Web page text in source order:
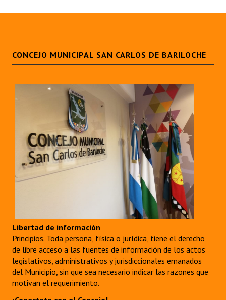
CONCEJO MUNICIPAL SAN CARLOS DE BARILOCHE
Libertad de información
Principios. Toda persona, física o jurídica, tiene el derecho
de libre acceso a las fuentes de información de los actos
legislativos, administrativos y jurisdiccionales emanados
del Municipio, sin que sea necesario indicar las razones que
motivan el requerimiento.